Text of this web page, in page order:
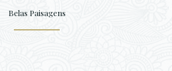
Belas Paisagens